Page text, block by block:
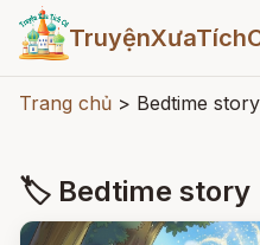
Trang chủ > Bedtime story
🏷 Bedtime story